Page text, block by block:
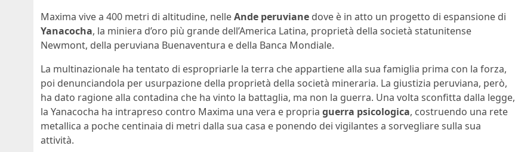
Maxima vive a 400 metri di altitudine, nelleAnde peruviane dove è in atto un progetto di espansione di
Yanacocha, la miniera d’oro più grande dell’America Latina, proprietà della società statunitense
Newmont, della peruviana Buenaventura e della Banca Mondiale.
La multinazionale ha tentato di espropriarle la terra che appartiene alla sua famiglia prima con la forza,
poi denunciandola per usurpazione della proprietà della società mineraria. La giustizia peruviana, però,
ha dato ragione alla contadina che ha vinto la battaglia, ma non la guerra. Una volta sconfitta dalla legge,
la Yanacocha ha intrapreso contro Maxima una vera e propria guerra psicologica, costruendo una rete
metallica a poche centinaia di metri dalla sua casa e ponendo dei vigilantes a sorvegliare sulla sua
attività.